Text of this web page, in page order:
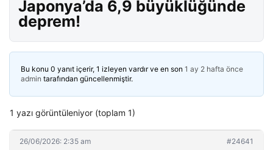
Japonya’da 6,9 büyüklüğünde
deprem!
Bu konu 0 yanıt içerir, 1 izleyen vardır ve en son 1 ay 2 hafta önce
admin tarafından güncellenmiştir.
1 yazı görüntüleniyor (toplam 1)
26/06/2026: 2:35 am #24641